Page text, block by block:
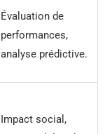
Évaluation de
performances,
analyse prédictive.
Impact social,